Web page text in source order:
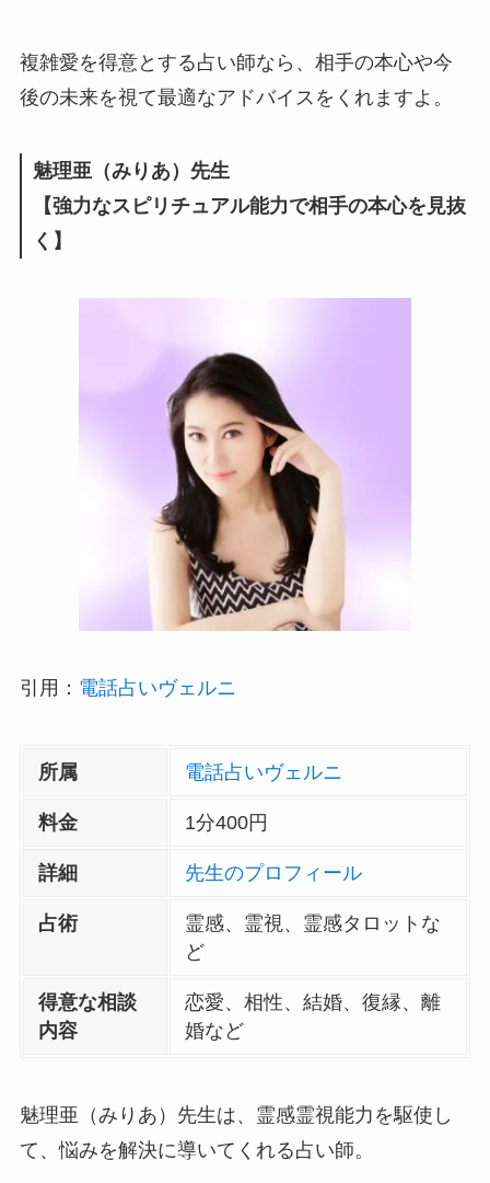
複雑愛を得意とする占い師なら、相手の本心や今
後の未来を視て最適なアドバイスをくれますよ。
魅理亜（みりあ）先生
【強力なスピリチュアル能力で相手の本心を見抜
く】
引用： 電話占いヴェルニ
所属 電話占いヴェルニ
料金 1分400円
詳細 先生のプロフィール
占術
霊感、霊視、霊感タロットな
ど
得意な相談
内容
恋愛、相性、結婚、復縁、離
婚など
魅理亜（みりあ）先生は、霊感霊視能力を駆使し
て、悩みを解決に導いてくれる占い師。